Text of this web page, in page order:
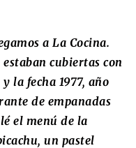
a La Cocina.
cubiertas con
la fecha 1977, año
de empanadas
el menú de la
un pastel